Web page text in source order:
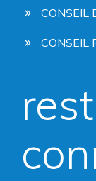
CONSEIL
CONSEIL